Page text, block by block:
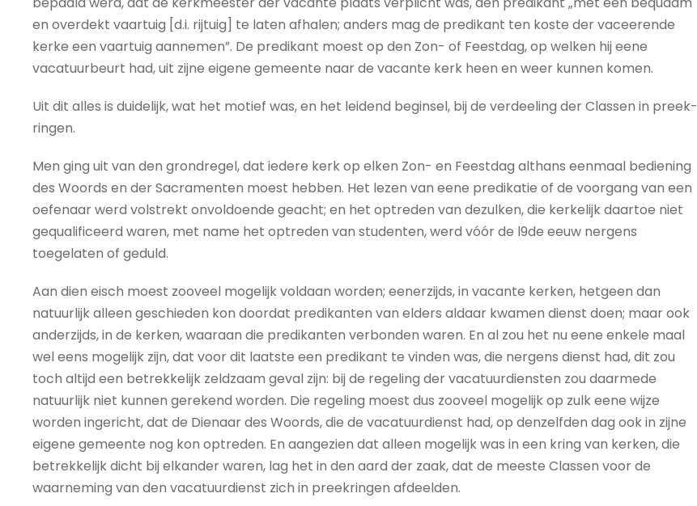
en overdekt vaartuig [d.i. rijtuig] te laten afhalen; anders mag de predikant ten koste der vaceerende
kerke een vaartuig aannemen”. De predikant moest op den Zon- of Feestdag, op welken hij eene
vacatuurbeurt had, uit zijne eigene gemeente naar de vacante kerk heen en weer kunnen komen.
Uit dit alles is duidelijk, wat het motief was, en het leidend beginsel, bij de verdeeling der Classen in preek-
ringen.
Men ging uit van den grondregel, dat iedere kerk op elken Zon- en Feestdag althans eenmaal bediening
des Woords en der Sacramenten moest hebben. Het lezen van eene predikatie of de voorgang van een
oefenaar werd volstrekt onvoldoende geacht; en het optreden van dezulken, die kerkelijk daartoe niet
gequalificeerd waren, met name het optreden van studenten, werd vóór de l9de eeuw nergens
toegelaten of geduld.
Aan dien eisch moest zooveel mogelijk voldaan worden; eenerzijds, in vacante kerken, hetgeen dan
natuurlijk alleen geschieden kon doordat predikanten van elders aldaar kwamen dienst doen; maar ook
anderzijds, in de kerken, waaraan die predikanten verbonden waren. En al zou het nu eene enkele maal
wel eens mogelijk zijn, dat voor dit laatste een predikant te vinden was, die nergens dienst had, dit zou
toch altijd een betrekkelijk zeldzaam geval zijn: bij de regeling der vacatuurdiensten zou daarmede
natuurlijk niet kunnen gerekend worden. Die regeling moest dus zooveel mogelijk op zulk eene wijze
worden ingericht, dat de Dienaar des Woords, die de vacatuurdienst had, op denzelfden dag ook in zijne
eigene gemeente nog kon optreden. En aangezien dat alleen mogelijk was in een kring van kerken, die
betrekkelijk dicht bij elkander waren, lag het in den aard der zaak, dat de meeste Classen voor de
waarneming van den vacatuurdienst zich in preekringen afdeelden.